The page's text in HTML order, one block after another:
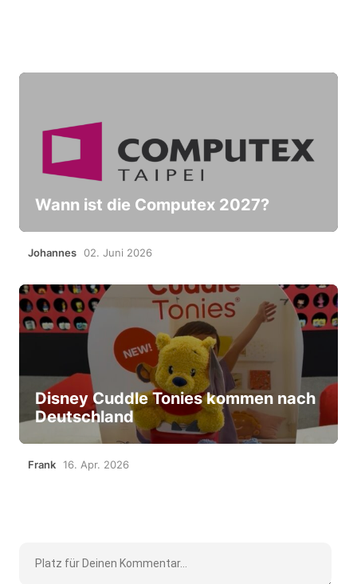
Wann ist die Computex 2027?
Johannes 02. Juni 2026
Disney Cuddle Tonies kommen nach
Deutschland
Frank 16. Apr. 2026